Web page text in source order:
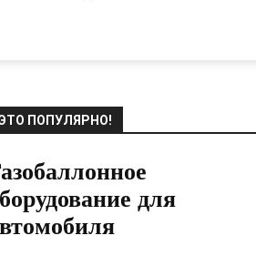
ПОПУЛЯРНО!
для
13.01.2021